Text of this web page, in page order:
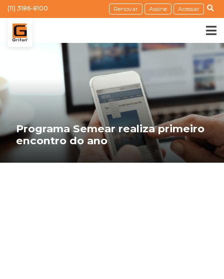
(11) 3186-8100 Renovar Assine Acessar
Programa Semear realiza primeiro
encontro do ano